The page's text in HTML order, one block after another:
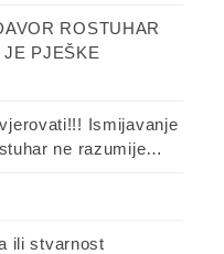
ROSTUHAR
JE PJEŠKE
Ismijavanje
ne razumije…
ili stvarnost